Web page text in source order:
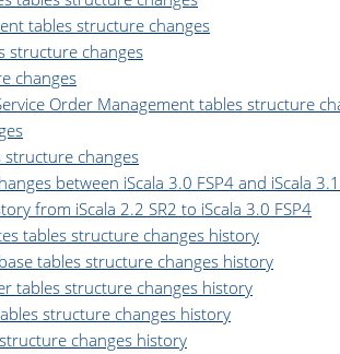
tables structure changes
structure changes
changes
Order Management tables structure
structure changes
between iScala 3.0 FSP4 and iScala 3.1
from iScala 2.2 SR2 to iScala 3.0 FSP4
tables structure changes history
tables structure changes history
tables structure changes history
structure changes history
changes history